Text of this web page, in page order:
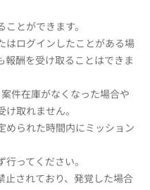
とができます。
はログインしたことがある場
酬を受け取ることはできま
件在庫がなくなった場合や
取れません。
められた時間内にミッション
ってください。
止されており、発覚した場合